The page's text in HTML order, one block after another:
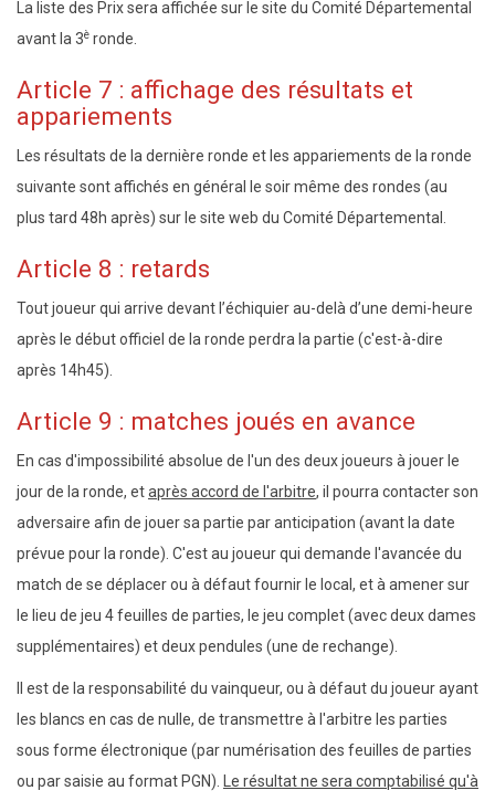
La liste des Prix sera affichée sur le site du Comité Départemental
avant la 3è ronde.
Article 7 : affichage des résultats et
appariements
Les résultats de la dernière ronde et les appariements de la ronde
suivante sont affichés en général le soir même des rondes (au
plus tard 48h après) sur le site web du Comité Départemental.
Article 8 : retards
Tout joueur qui arrive devant l’échiquier au-delà d’une demi-heure
après le début officiel de la ronde perdra la partie (c'est-à-dire
après 14h45).
Article 9 : matches joués en avance
En cas d'impossibilité absolue de l'un des deux joueurs à jouer le
jour de la ronde, etaprès accord de l'arbitre, il pourra contacter son
adversaire afin de jouer sa partie par anticipation (avant la date
prévue pour la ronde). C'est au joueur qui demande l'avancée du
match de se déplacer ou à défaut fournir le local, et à amener sur
le lieu de jeu 4 feuilles de parties, le jeu complet (avec deux dames
supplémentaires) et deux pendules (une de rechange).
Il est de la responsabilité du vainqueur, ou à défaut du joueur ayant
les blancs en cas de nulle, de transmettre à l'arbitre les parties
sous forme électronique (par numérisation des feuilles de parties
ou par saisie au format PGN).
Le résultat ne sera comptabilisé qu'à